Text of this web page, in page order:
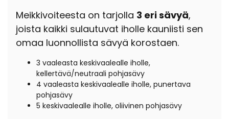
Meikkivoiteesta on tarjolla 3 eri sävyä,
joista kaikki sulautuvat iholle kauniisti sen
omaa luonnollista sävyä korostaen.
3 vaaleasta keskivaalealle iholle,
kellertävä/neutraali pohjasävy
4 vaaleasta keskivaalealle iholle, punertava
pohjasävy
5 keskivaalealle iholle, oliivinen pohjasävy